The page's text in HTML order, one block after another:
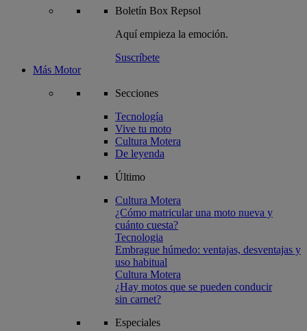
Boletín Box Repsol
Aquí empieza la emoción.
Suscríbete
Más Motor
Secciones
Tecnología
Vive tu moto
Cultura Motera
De leyenda
Último
Cultura Motera
¿Cómo matricular una moto nueva y
cuánto cuesta?
Tecnologia
Embrague húmedo: ventajas, desventajas y
uso habitual
Cultura Motera
¿Hay motos que se pueden conducir
sin carnet?
Especiales